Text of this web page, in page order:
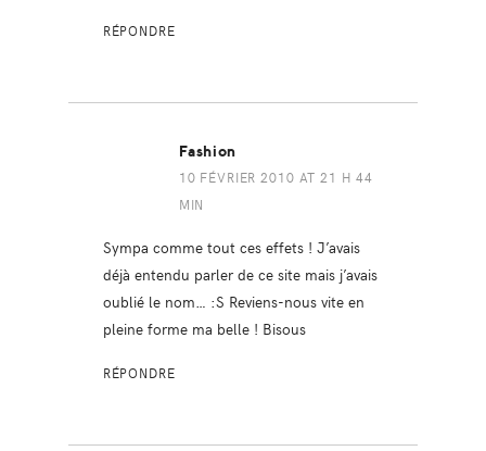
RÉPONDRE
Fashion
10 FÉVRIER 2010 AT 21 H 44
MIN
Sympa comme tout ces effets ! J’avais
déjà entendu parler de ce site mais j’avais
oublié le nom… :S Reviens-nous vite en
pleine forme ma belle ! Bisous
RÉPONDRE